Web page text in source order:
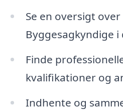
Se en oversigt
Byggesagkyndige
Finde
kvalifikationer og
Indhente og